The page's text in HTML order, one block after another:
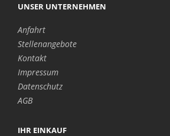
UNSER UNTERNEHMEN
Anfahrt
Stellenangebote
Kontakt
Impressum
Datenschutz
AGB
IHR EINKAUF